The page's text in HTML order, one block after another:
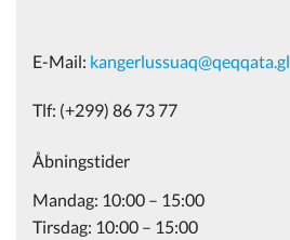
E-Mail: kangerlussuaq@qeqqata.gl
Tlf: (+299) 86 73 77
Åbningstider
Mandag: 10:00 – 15:00
Tirsdag: 10:00 – 15:00